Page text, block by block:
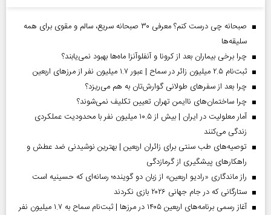
صبحانه چی درست کنم؟ معرفی ۳۰ صبحانه سریع، سالم و مقوی برای همه
سلیقه‌ها
چرا برخی بیماران بعد از کرونا و آنفلوآنزا ماه‌ها بهبود نمی‌یابند؟
ثبت‌نام ۲.۵ میلیون زائر در سماح | عبور ۱.۷ میلیون نفر از مرز‌های اربعین
چرا بعد از سفرهای طولانی گوارش‌تان به هم می‌ریزد؟
چرا ساختمان‌های ناایمن تهران تعیین تکلیف نمی‌شوند؟
آمار معلولیت در ایران | بیش از ۱۰.۵ میلیون نفر با محدودیت عملکردی
زندگی می‌کنند
توصیه‌های طب سنتی برای زائران اربعین | بهترین نوشیدنی ضد عطش و
راهکارهای پیشگیری از گرمازدگی
راز ماندگاری «رادیو اربعین» از زبان دو گوینده؛ رسانه‌ای که حسینیه است
ستارگانی که در جام جهانی ۲۰۲۶ بازی نکردند
آغاز رسمی برنامه‌های اربعین ۱۴۰۵ در مرز‌ها | ثبت‌نام سماح به ۱.۷ میلیون نفر